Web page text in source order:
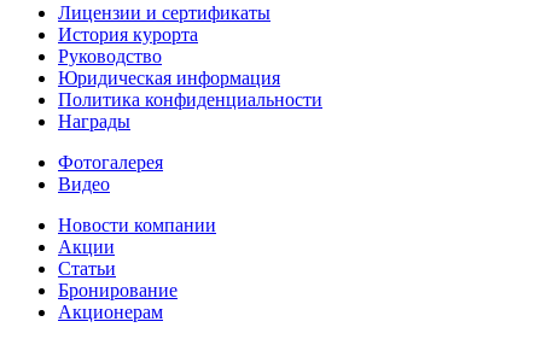
Лицензии и сертификаты
История курорта
Руководство
Юридическая информация
Политика конфиденциальности
Награды
Фотогалерея
Видео
Новости компании
Акции
Статьи
Бронирование
Акционерам